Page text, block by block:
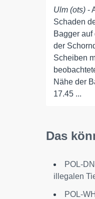
Ulm (ots) -
Schaden
Bagger
der
Scheiben
Nähe der
17.45 ...
Das
POL-
illegalen
POL-